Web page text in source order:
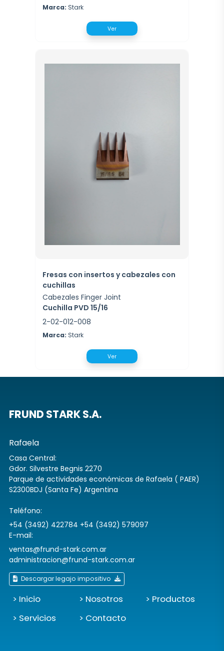
Marca: Stark
Ver
Fresas con insertos y cabezales con
cuchillas
Cabezales Finger Joint
Cuchilla PVD 15/16
2-02-012-008
Marca: Stark
Ver
FRUND STARK S.A.
Rafaela
Casa Central:
Gdor. Silvestre Begnis 2270
Parque de actividades económicas de Rafaela ( PAER)
S2300BDJ (Santa Fe) Argentina
Teléfono:
+54 (3492) 422784 +54 (3492) 579097
E-mail:
ventas@frund-stark.com.ar
administracion@frund-stark.com.ar
Descargar legajo impositivo
> Inicio > Nosotros
> Productos
> Servicios
> Contacto